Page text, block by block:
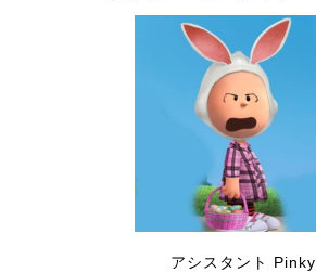
アシスタント Pinky